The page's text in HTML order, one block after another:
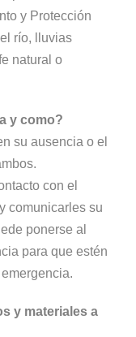
y Protección
río, lluvias
natural o
y como?
su ausencia o el
con el
comunicarles su
ponerse al
para que estén
y materiales a